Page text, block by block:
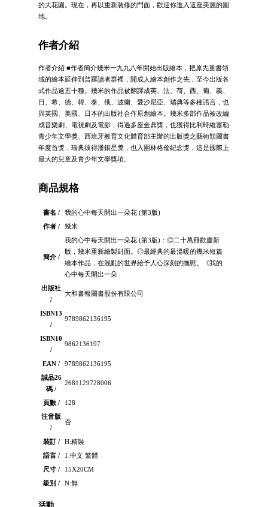
的大花園。現在，再以重新裝修的門面，歡迎你進入這座美麗的園
地。
作者介紹
作者介紹 ■作者簡介幾米一九九八年開始出版繪本，把原先童書領
域的繪本延伸到普羅讀者群裡，開成人繪本創作之先，至今出版各
式作品逾五十種。幾米的作品被翻譯成英、法、荷、西、葡、義、
日、希、德、韓、泰、俄、波蘭、愛沙尼亞、瑞典等多種語言，也
與英國、美國、日本的出版社合作原創繪本。幾米多部作品被改編
成音樂劇、電視劇及電影，得過多座金鼎獎，也獲得比利時維塞勒
青少年文學獎、西班牙教育文化體育部主辦的出版獎之藝術類圖書
年度首獎，瑞典彼得潘銀星獎，也入圍林格倫紀念獎，這是國際上
最大的兒童及青少年文學獎項。
商品規格
書名 /
我的心中每天開出一朵花 (第3版)
作者 /
幾米
簡介 /
我的心中每天開出一朵花 (第3版)：◎二十萬冊歡慶新
版，幾米重新繪製封面。◎最經典的最溫暖的幾米短篇
繪本作品，在混亂的世界給予人心深刻的撫慰。《我的
心中每天開出一朵
出版社
/
大和書報圖書股份有限公司
ISBN13
/
9789862136195
ISBN10
/
9862136197
EAN /
9789862136195
誠品26
碼 /
2681129728006
頁數 /
128
注音版
/
否
裝訂 /
H:精裝
語言 /
1:中文 繁體
尺寸 /
15X20CM
級別 /
N:無
活動